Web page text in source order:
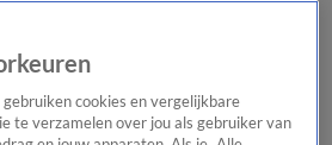
cookies en vergelijkbare
te verzamelen over jou als gebruiker van